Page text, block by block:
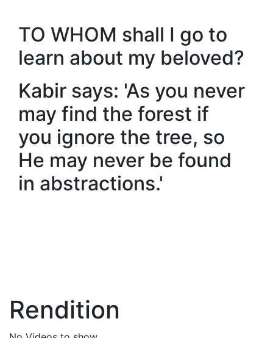
TO WHOM shall I go to
learn about my beloved?
Kabir says: 'As you never
may find the forest if
you ignore the tree, so
He may never be found
in abstractions.'
Rendition